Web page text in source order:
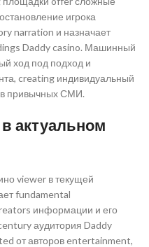
игрока
narration и назначает
Daddy casino. Машинный
ход под подход и
creating индивидуальный
в привычных СМИ.
актуальном
viewer в текущей
fundamental
информации и его
аудитория Daddy
от авторов entertainment,